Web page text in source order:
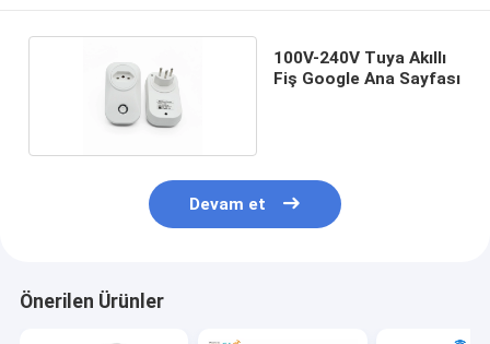
100V-240V Tuya Akıllı
Fiş Google Ana Sayfası
Devam et
Önerilen Ürünler